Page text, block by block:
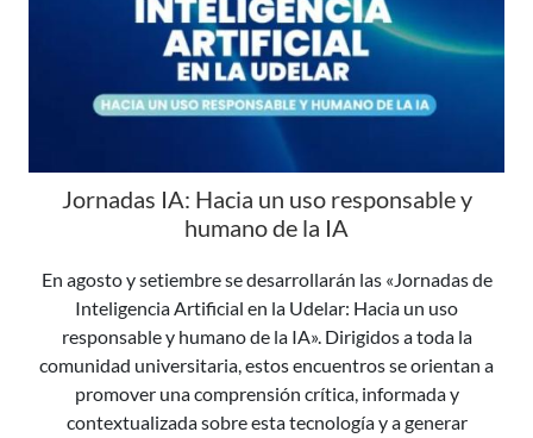
Jornadas IA: Hacia un uso responsable y
humano de la IA
En agosto y setiembre se desarrollarán las «Jornadas de
Inteligencia Artificial en la Udelar: Hacia un uso
responsable y humano de la IA». Dirigidos a toda la
comunidad universitaria, estos encuentros se orientan a
promover una comprensión crítica, informada y
contextualizada sobre esta tecnología y a generar